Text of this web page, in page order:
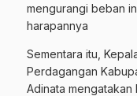
mengurangi beban
harapannya
Sementara itu,
Perdagangan
Adinata mengatakan